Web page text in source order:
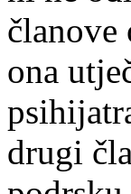
ona
drugi